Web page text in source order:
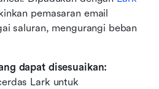
pemasaran email
saluran, mengurangi beban
dapat disesuaikan:
Lark untuk